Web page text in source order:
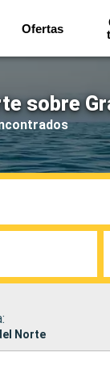
Ofertas
sobre
Norte